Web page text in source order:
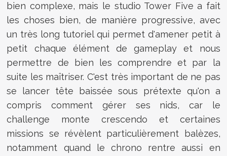
bien complexe, mais le studio Tower Five a fait
les choses bien, de manière progressive, avec
un très long tutoriel qui permet d'amener petit à
petit chaque élément de gameplay et nous
permettre de bien les comprendre et par la
suite les maîtriser. C'est très important de ne pas
se lancer tête baissée sous prétexte qu'on a
compris comment gérer ses nids, car le
challenge monte crescendo et certaines
missions se révèlent particulièrement balèzes,
notamment quand le chrono rentre aussi en